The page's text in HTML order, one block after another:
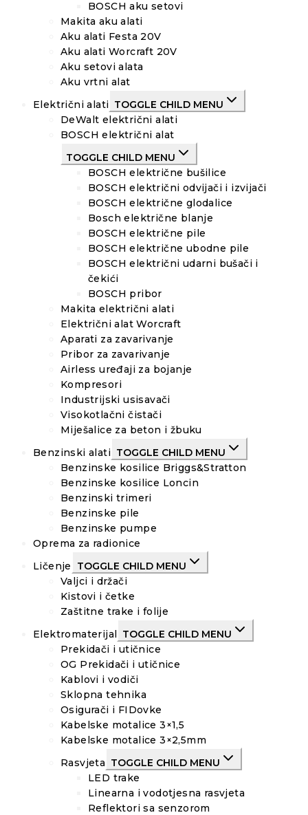
BOSCH aku setovi
Makita aku alati
Aku alati Festa 20V
Aku alati Worcraft 20V
Aku setovi alata
Aku vrtni alat
Električni alati TOGGLE CHILD MENU
DeWalt električni alati
BOSCH električni alat
TOGGLE CHILD MENU
BOSCH električne bušilice
BOSCH električni odvijači i izvijači
BOSCH električne glodalice
Bosch električne blanje
BOSCH električne pile
BOSCH električne ubodne pile
BOSCH električni udarni bušači i
čekići
BOSCH pribor
Makita električni alati
Električni alat Worcraft
Aparati za zavarivanje
Pribor za zavarivanje
Airless uređaji za bojanje
Kompresori
Industrijski usisavači
Visokotlačni čistači
Miješalice za beton i žbuku
Benzinski alati TOGGLE CHILD MENU
Benzinske kosilice Briggs&Stratton
Benzinske kosilice Loncin
Benzinski trimeri
Benzinske pile
Benzinske pumpe
Oprema za radionice
Ličenje
TOGGLE CHILD MENU
Valjci i držači
Kistovi i četke
Zaštitne trake i folije
Elektromaterijal TOGGLE CHILD MENU
Prekidači i utičnice
OG Prekidači i utičnice
Kablovi i vodiči
Sklopna tehnika
Osigurači i FIDovke
Kabelske motalice 3×1,5
Kabelske motalice 3×2,5mm
Rasvjeta TOGGLE CHILD MENU
LED trake
Linearna i vodotjesna rasvjeta
Reflektori sa senzorom